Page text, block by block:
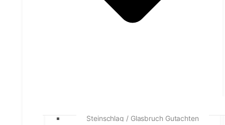
Steinschlag / Glasbruch Gutachten